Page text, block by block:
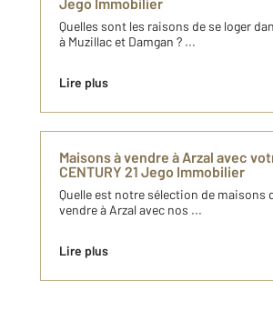
Quelles sont les raisons de se loger
à Muzillac et Damgan ? ...
Lire plus
Maisons à vendre à Arzal avec
CENTURY 21 Jego Immobilier
Quelle est notre sélection de maisons
vendre à Arzal avec nos ...
Lire plus